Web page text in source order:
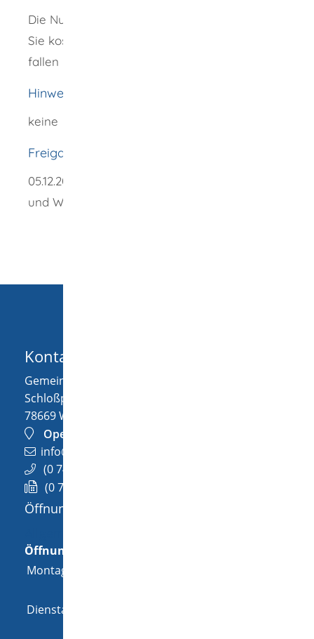
Kontakt
Gemeinde Wellendingen
Schloßplatz 1
78669Wellendingen
OpenStreetMap
info@wellendingen.de
(074
(074
Öffnungszeiten
Öffnungszeiten
Montag
Dienstag
Die Nutzung oder Suche im LGL-Shop ist für
Sie kostenlos. Wenn Sie Produkte bestellen,
fallen Kosten an.
Hinweise
keine
Freigabevermerk
05.12.2024 Ministerium für Landesentwicklung
und Wohnen Baden-Württemberg